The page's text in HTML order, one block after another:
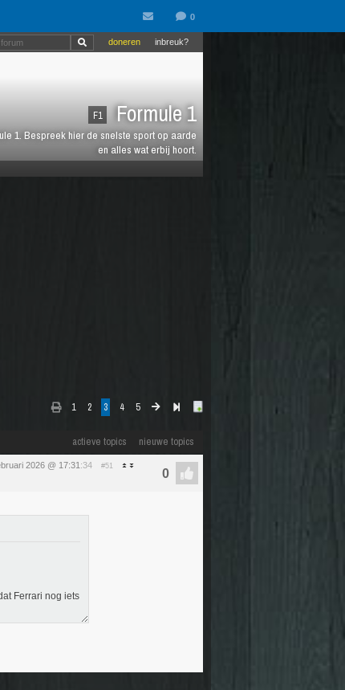
F1 Formule 1
1. Bespreek hier de snelste sport op aarde
en alles wat erbij hoort.
inbreuk?
doneren
1 2 3 4 5
actieve topics nieuwe topics
2026 @ 17:31 :34 #51
Ferrari nog iets